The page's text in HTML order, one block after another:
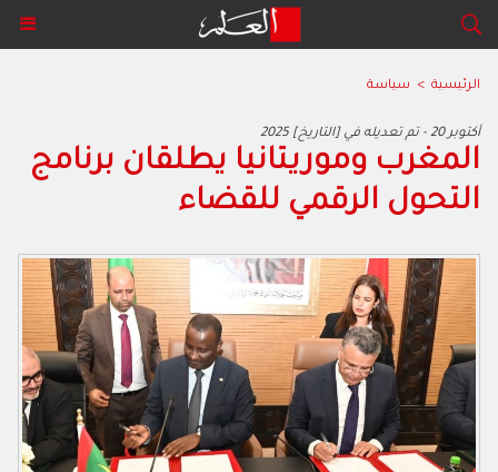
الرئيسية > سياسة
2025 أكتوبر 20 - تم تعديله في [التاريخ]
المغرب وموريتانيا يطلقان برنامج
التحول الرقمي للقضاء